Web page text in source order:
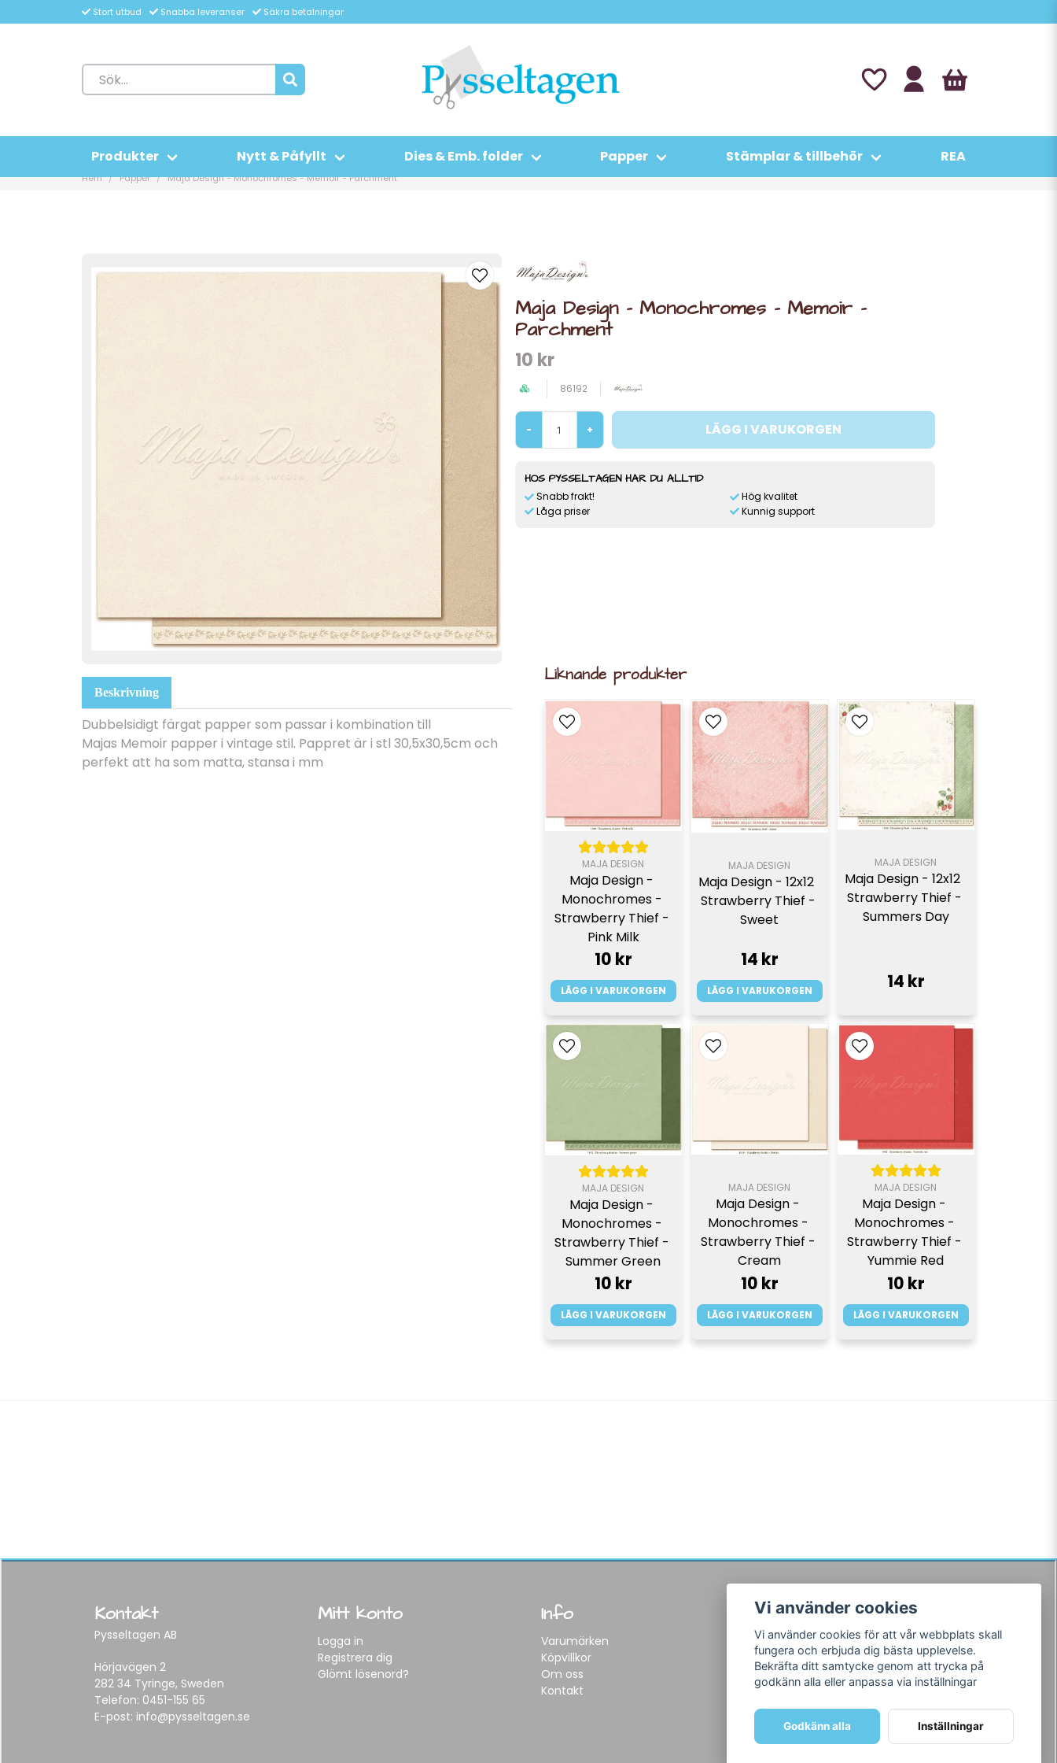
Stort utbud Snabba leveranser Säkra betalningar
Produkter Nytt & Påfyllt Dies & Emb. folder Papper Stämplar & tillbehör REA
Hem Papper Maja Design - Monochromes - Memoir - Parchment
Maja Design - Monochromes - Memoir -
Parchment
10 kr
86192
- + LÄGG I VARUKORGEN
HOS PYSSELTAGEN HAR DU ALLTID
Snabb frakt!
Låga priser
Hög kvalitet
Kunnig support
Beskrivning
Dubbelsidigt färgat papper som passar i kombination till
Majas Memoir papper i vintage stil. Pappret är i stl 30,5x30,5cm och
perfekt att ha som matta, stansa i mm
Liknande produkter
MAJA DESIGN
Maja Design -
Monochromes -
Strawberry Thief -
Pink Milk
10 kr
LÄGG I VARUKORGEN
MAJA DESIGN
Maja Design - 12x12
Strawberry Thief -
Sweet
14 kr
LÄGG I VARUKORGEN
MAJA DESIGN
Maja Design - 12x12
Strawberry Thief -
Summers Day
14 kr
MAJA DESIGN
Maja Design -
Monochromes -
Strawberry Thief -
Summer Green
10 kr
LÄGG I VARUKORGEN
MAJA DESIGN
Maja Design -
Monochromes -
Strawberry Thief -
Cream
10 kr
LÄGG I VARUKORGEN
MAJA DESIGN
Maja Design -
Monochromes -
Strawberry Thief -
Yummie Red
10 kr
LÄGG I VARUKORGEN
Kontakt
Pysseltagen AB
Hörjavägen 2
282 34 Tyringe, Sweden
Telefon: 0451-155 65
E-post: info@pysseltagen.se
Mitt konto
Logga in
Registrera dig
Glömt lösenord?
Info
Varumärken
Köpvillkor
Om oss
Kontakt
Följ oss
Facebook
Instagram
Vi använder cookies
Vi använder cookies för att vår webbplats skall
fungera och erbjuda dig bästa upplevelse.
Bekräfta ditt samtycke genom att trycka på
godkänn alla eller anpassa via inställningar
Godkänn alla Inställningar